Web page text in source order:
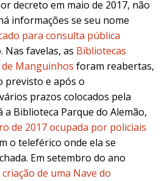
decreto em maio de 2017, não
informações se seu nome
para consulta pública
favelas, as Bibliotecas
de Manguinhos foram reabertas,
previsto e após o
prazos colocados pela
Biblioteca Parque do Alemão,
de 2017 ocupada por policiais
o teleférico onde ela se
Em setembro do ano
de uma Nave do